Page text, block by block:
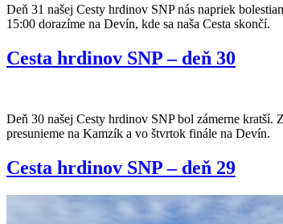
Deň 31 našej Cesty hrdinov SNP nás napriek
15:00 dorazíme na Devín, kde sa naša Cesta skončí.
Cesta hrdinov SNP – deň 30
Deň 30 našej Cesty hrdinov SNP bol zámerne
presunieme na Kamzík a vo štvrtok finále na Devín.
Cesta hrdinov SNP – deň 29